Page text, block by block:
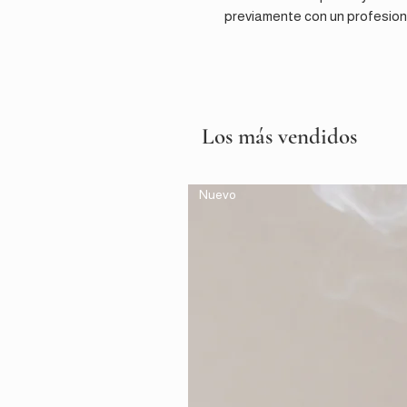
previamente con un
Los más vendidos
Nuevo